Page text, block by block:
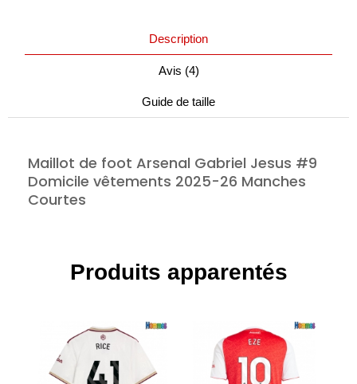
Description
Avis (4)
Guide de taille
Maillot de foot Arsenal Gabriel Jesus #9
Domicile vêtements 2025-26 Manches
Courtes
Produits apparentés